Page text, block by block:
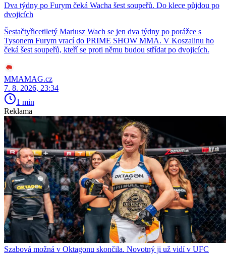
Dva týdny po Furym čeká Wacha šest soupeřů. Do klece půjdou po
dvojicích
Šestačtyřicetiletý Mariusz Wach se jen dva týdny po porážce s
Tysonem Furym vrací do PRIME SHOW MMA. V Koszalinu ho
čeká šest soupeřů, kteří se proti němu budou střídat po dvojicích.
MMAMAG.cz
7. 8. 2026, 23:34
1 min
Reklama
Szabová možná v Oktagonu skončila. Novotný ji už vidí v UFC